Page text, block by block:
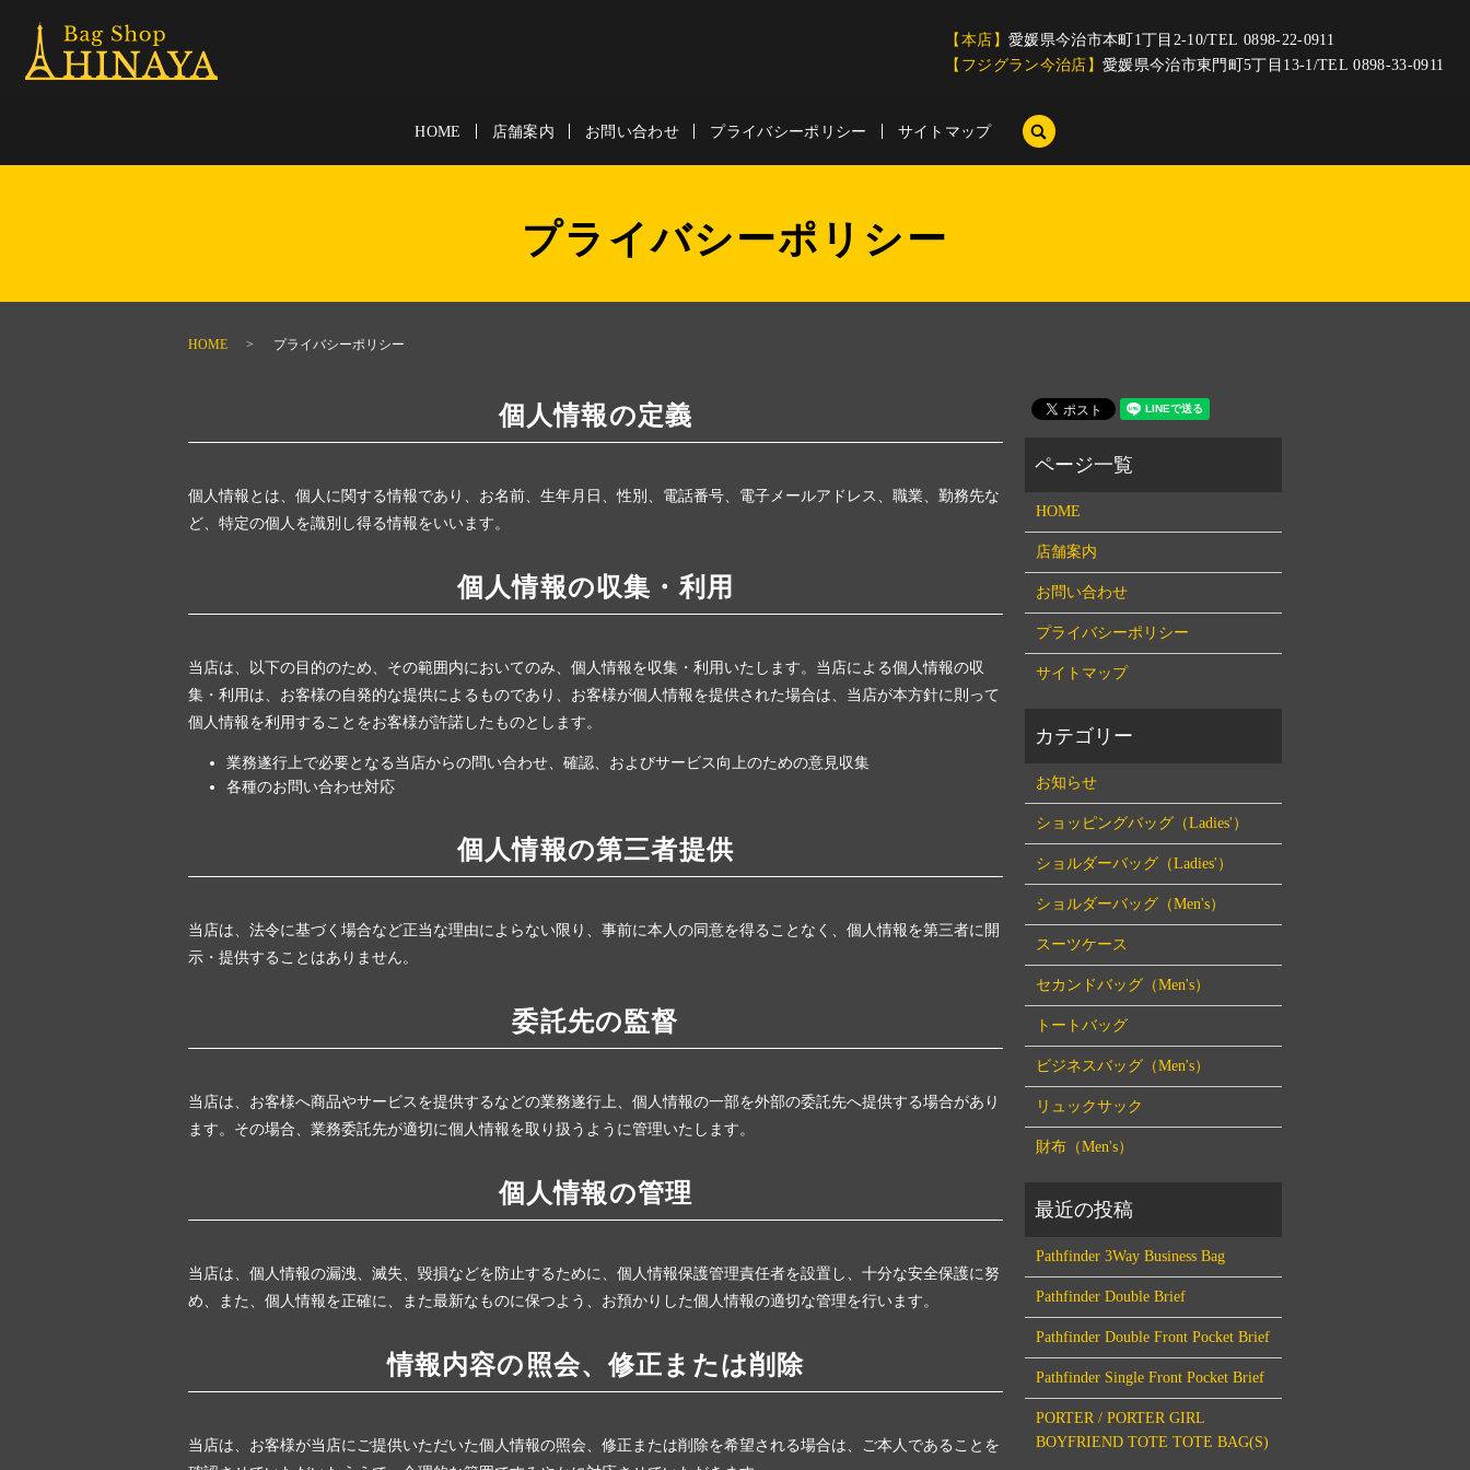
【本店】 愛媛県今治市本町1丁目2-10/TEL 0898-22-0911
【フジグラン今治店】 愛媛県今治市東門町5丁目13-1/TEL 0898-33-0911
HOME 店舗案内 お問い合わせ プライバシーポリシー サイトマップ search
プライバシーポリシー
HOME プライバシーポリシー
個人情報の定義
個人情報とは、個人に関する情報であり、お名前、生年月日、性別、電話番号、電子メールアドレス、職業、勤務先な
ど、特定の個人を識別し得る情報をいいます。
個人情報の収集・利用
当店は、以下の目的のため、その範囲内においてのみ、個人情報を収集・利用いたします。当店による個人情報の収
集・利用は、お客様の自発的な提供によるものであり、お客様が個人情報を提供された場合は、当店が本方針に則って
個人情報を利用することをお客様が許諾したものとします。
業務遂行上で必要となる当店からの問い合わせ、確認、およびサービス向上のための意見収集
各種のお問い合わせ対応
個人情報の第三者提供
当店は、法令に基づく場合など正当な理由によらない限り、事前に本人の同意を得ることなく、個人情報を第三者に開
示・提供することはありません。
委託先の監督
当店は、お客様へ商品やサービスを提供するなどの業務遂行上、個人情報の一部を外部の委託先へ提供する場合があり
ます。その場合、業務委託先が適切に個人情報を取り扱うように管理いたします。
個人情報の管理
当店は、個人情報の漏洩、滅失、毀損などを防止するために、個人情報保護管理責任者を設置し、十分な安全保護に努
め、また、個人情報を正確に、また最新なものに保つよう、お預かりした個人情報の適切な管理を行います。
情報内容の照会、修正または削除
当店は、お客様が当店にご提供いただいた個人情報の照会、修正または削除を希望される場合は、ご本人であることを
HOME
店舗案内
お問い合わせ
プライバシーポリシー
サイトマップ
お知らせ
ショッピングバッグ（Ladies'）
ショルダーバッグ（Ladies'）
ショルダーバッグ（Men's）
スーツケース
セカンドバッグ（Men's）
トートバッグ
ビジネスバッグ（Men's）
リュックサック
財布（Men's）
Pathfinder 3Way Business Bag
Pathfinder Double Brief
Pathfinder Double Front Pocket Brief
Pathfinder Single Front Pocket Brief
PORTER / PORTER GIRL
BOYFRIEND TOTE TOTE BAG(S)